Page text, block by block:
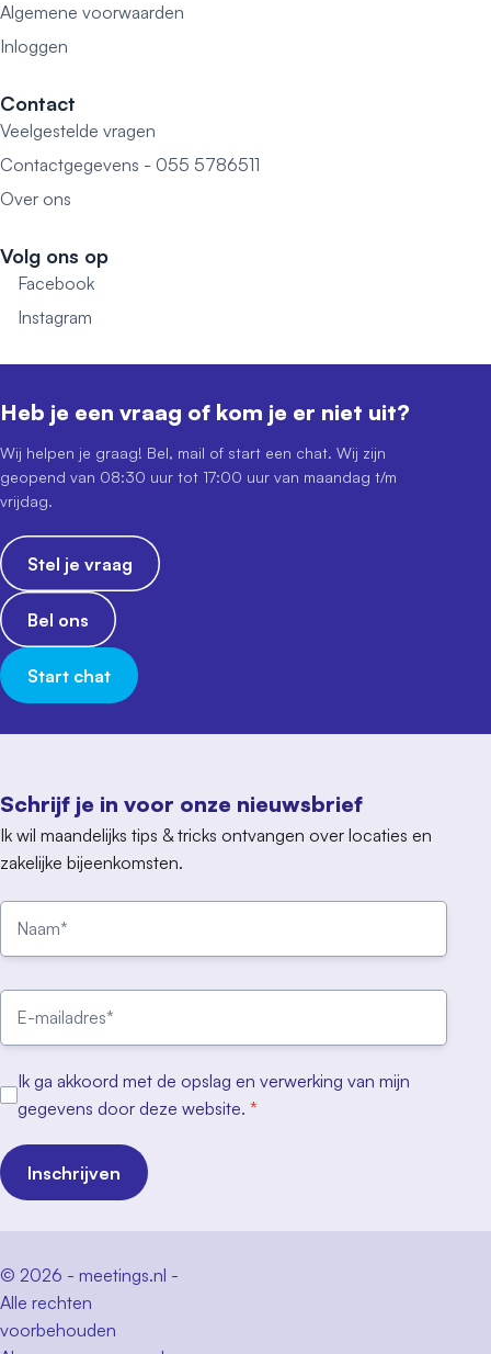
Algemene voorwaarden
Inloggen
Contact
Veelgestelde vragen
Contactgegevens - 055 5786511
Over ons
Volg ons op
Facebook
Instagram
Schrijf je in voor onze nieuwsbrief
Ik wil maandelijks tips & tricks ontvangen over locaties en
zakelijke bijeenkomsten.
Ik ga akkoord met de opslag en verwerking van mijn
gegevens door deze website. *
Inschrijven
Heb je een vraag of kom je er niet uit?
Wij helpen je graag! Bel, mail of start een chat. Wij zijn
geopend van 08:30 uur tot 17:00 uur van maandag t/m
vrijdag.
Stel je vraag
Bel ons
Start chat
© 2026 - meetings.nl -
Alle rechten
voorbehouden